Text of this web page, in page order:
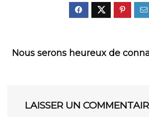
Nous serons heureux de
LAISSER UN